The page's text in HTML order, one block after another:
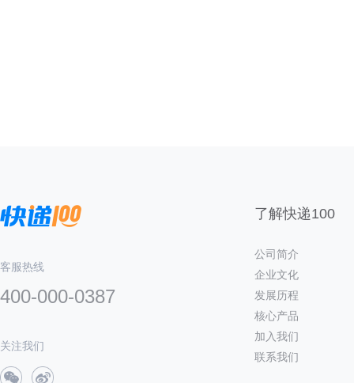
客服热线
400-000-0387
关注我们
了解快递100
公司简介
企业文化
发展历程
核心产品
加入我们
联系我们